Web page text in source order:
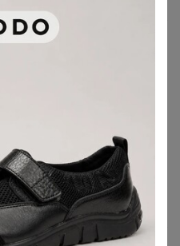
недели через 3